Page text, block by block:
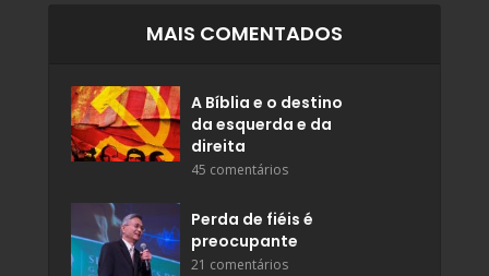
MAIS COMENTADOS
A Bíblia e o destino
da esquerda e da
direita
45 comentários
Perda de fiéis é
preocupante
21 comentários